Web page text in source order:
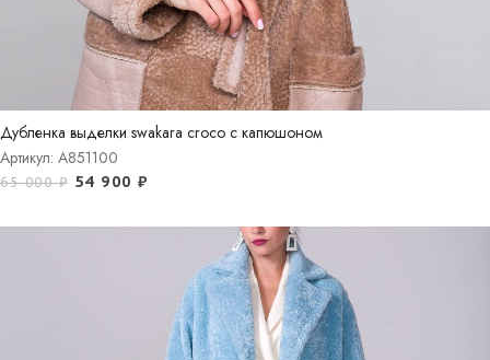
Дубленка выделки swakara croco с капюшоном
Артикул: A851100
65 000₽ 54 900 ₽